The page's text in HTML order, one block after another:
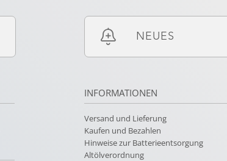
NEUES
INFORMATIONEN
Versand und Lieferung
Kaufen und Bezahlen
Hinweise zur Batterieentsorgung
Altölverordnung